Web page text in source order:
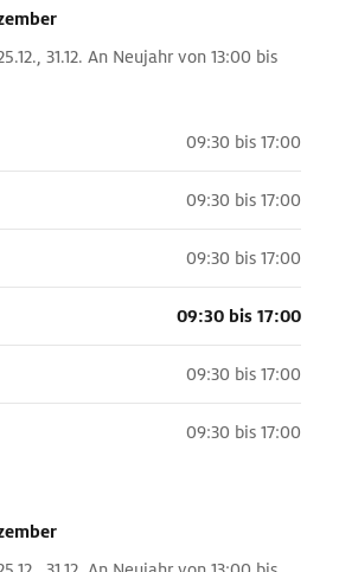
31.12. An Neujahr von 13:00 bis
09:30 bis 17:00
09:30 bis 17:00
09:30 bis 17:00
09:30 bis 17:00
09:30 bis 17:00
09:30 bis 17:00